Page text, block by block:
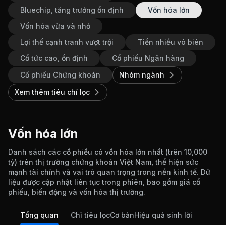
Bluechip, tăng trưởng ổn định
Vốn hóa lớn
Vốn hóa vừa và nhỏ
Lợi thế cạnh tranh vượt trội
Tiền nhiều vô biên
Cổ tức cao, ổn định
Cổ phiếu Ngân hàng
Cổ phiếu Chứng khoán
Nhóm ngành
Xem thêm tiêu chí lọc
Vốn hóa lớn
Danh sách các cổ phiếu có vốn hóa lớn nhất (trên 10,000
tỷ) trên thị trường chứng khoán Việt Nam, thể hiện sức
mạnh tài chính và vai trò quan trọng trong nền kinh tế. Dữ
liệu được cập nhật liên tục trong phiên, bao gồm giá cổ
phiếu, biến động và vốn hóa thị trường.
Tổng quan Chỉ tiêu lọcCơ bảnHiệu quả sinh lời